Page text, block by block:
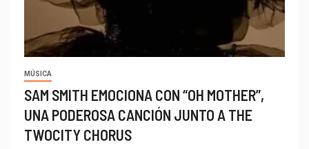
MÚSICA
SAM SMITH EMOCIONA CON “OH MOTHER”,
UNA PODEROSA CANCIÓN JUNTO A THE
TWOCITY CHORUS